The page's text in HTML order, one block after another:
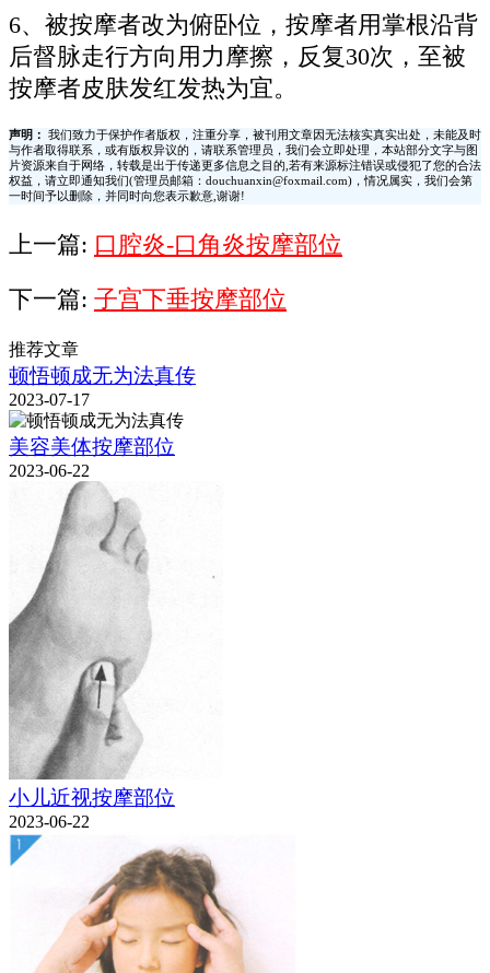
6、被按摩者改为俯卧位，按摩者用掌根沿背
后督脉走行方向用力摩擦，反复30次，至被
按摩者皮肤发红发热为宜。
声明：
我们致力于保护作者版权，注重分享，被刊用文章因无法核实真实出处，未能及时
与作者取得联系，或有版权异议的，请联系管理员，我们会立即处理，本站部分文字与图
片资源来自于网络，转载是出于传递更多信息之目的,若有来源标注错误或侵犯了您的合法
权益，请立即通知我们(管理员邮箱：douchuanxin@foxmail.com)，情况属实，我们会第
一时间予以删除，并同时向您表示歉意,谢谢!
上一篇: 口腔炎-口角炎按摩部位
下一篇: 子宫下垂按摩部位
推荐文章
顿悟顿成无为法真传
2023-07-17
美容美体按摩部位
2023-06-22
小儿近视按摩部位
2023-06-22